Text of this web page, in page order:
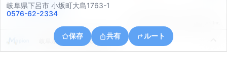
岐阜県下呂市 小坂町大島1763-1
0576-62-2334
保存 共有 ルート
岐阜県下呂市小坂町無数原
アプリで見る